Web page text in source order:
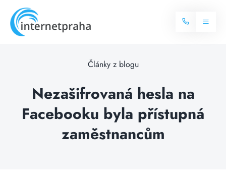
content
Toggle
Internet
Balíčky internetu
Více o internetu
Televize
Články z blogu
Nezašifrovaná hesla na
Facebooku byla přístupná
zaměstnancům